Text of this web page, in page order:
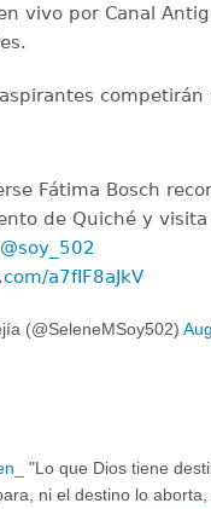
vivo por Canal
competirán
Fátima Bosch
de Quiché y
@soy_502
a7fIF8aJkV
(@SeleneMSoy502)
"Lo que Dios tiene
ni el destino lo